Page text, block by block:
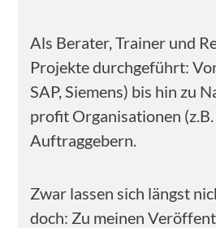
Als Berater, Trainer und
Projekte durchgeführt:
SAP, Siemens) bis hin zu
profit Organisationen
Auftraggebern.
Zwar lassen sich längst
doch: Zu meinen